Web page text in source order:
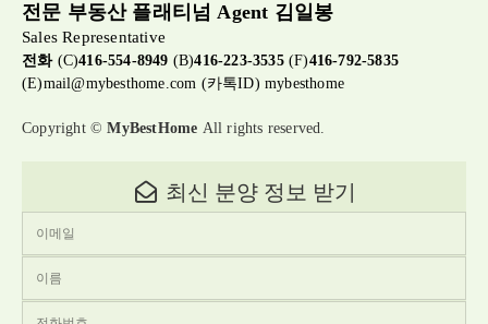
전문 부동산 플래티넘 Agent 김일봉
Sales Representative
전화(C)416-554-8949 (B)416-223-3535(F)416-792-5835
(E)mail@mybesthome.com (카톡ID) mybesthome
Copyright ©MyBestHome All rights reserved.
최신 분양 정보 받기